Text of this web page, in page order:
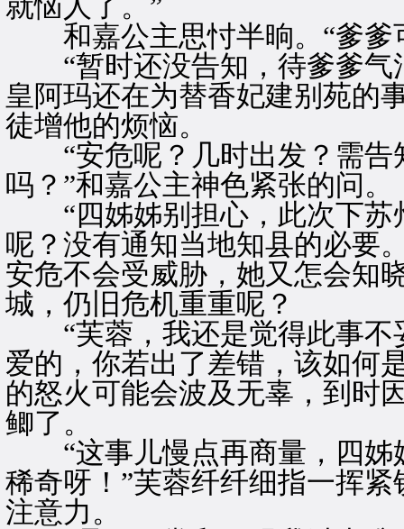
就恼人了。”
和嘉公主思忖半晌。“爹爹
“暂时还没告知，待爹爹气
皇阿玛还在为替香妃建别苑的
徒增他的烦恼。
“安危呢？几时出发？需告
吗？”和嘉公主神色紧张的问。
“四姊姊别担心，此次下苏
呢？没有通知当地知县的必要
安危不会受威胁，她又怎会知
城，仍旧危机重重呢？
“芙蓉，我还是觉得此事不
爱的，你若出了差错，该如何
的怒火可能会波及无辜，到时
鲫了。
“这事儿慢点再商量，四姊
稀奇呀！”芙蓉纤纤细指一挥
注意力。